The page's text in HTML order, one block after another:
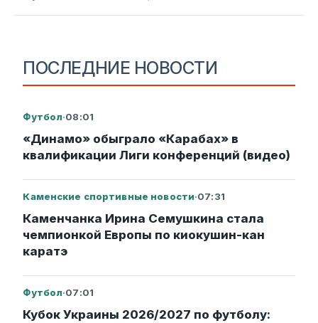
ПОСЛЕДНИЕ НОВОСТИ
Футбол·08:01
«Динамо» обыграло «Карабах» в
квалификации Лиги конференций (видео)
Каменские спортивные новости·07:31
Каменчанка Ирина Семушкина стала
чемпионкой Европы по киокушин-кан
каратэ
Футбол·07:01
Кубок Украины 2026/2027 по футболу: